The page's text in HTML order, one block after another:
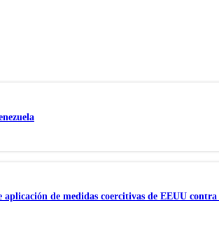
de medidas coercitivas de EEUU contra